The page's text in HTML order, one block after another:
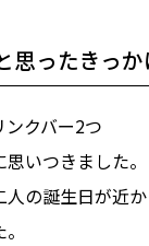
思ったきっか
ンクバー2つ
いつきました。
の誕生日が近